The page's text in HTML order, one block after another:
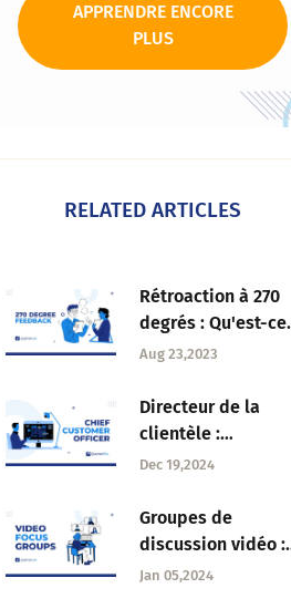
APPRENDRE ENCORE
PLUS
RELATED ARTICLES
Rétroaction à 270
degrés : Qu'est-ce
que c'est + Guide
Aug 23,2023
Directeur de la
clientèle :
Responsabilités,
impact
Dec 19,2024
Groupes de
discussion vidéo :
Qu'est-ce que c'est,
Jan 05,2024